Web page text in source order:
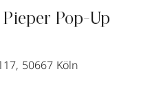
Pop-Up
50667 Köln